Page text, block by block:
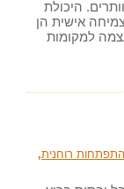
היכולת
אישית הן
למקומות
התפתחות רוחנית,